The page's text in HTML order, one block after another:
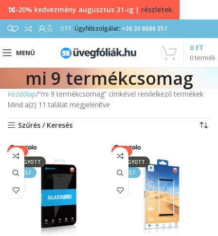
0 0 FT Ügyfélszolgálat: +36 30 8686 351
MENÜ
0termék
0 FT
mi 9 termékcsomag
Kezdőlap “mi 9 termékcsomag” címkével rendelkező termékek
Mind a(z) 11 találat megjelenítve
Szűrés / Keresés
SALE
ELFOGYOTT
KIEMELT
SALE
ELFOGYOTT
KIEMELT
10-20% kedvezmény augusztus 31-ig | részletek